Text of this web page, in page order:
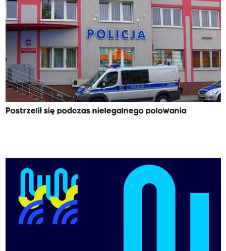
Postrzelił się podczas nielegalnego polowania